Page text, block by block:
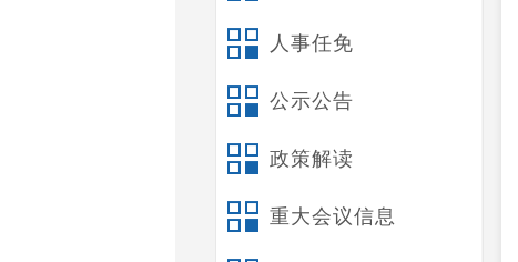
人事任免
公示公告
政策解读
重大会议信息